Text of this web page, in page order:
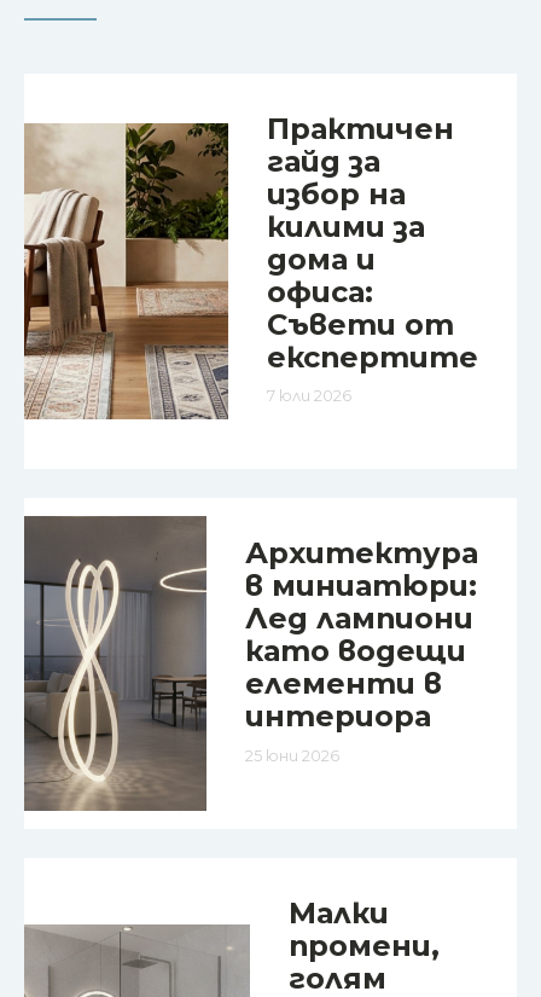
Практичен
гайд за
избор на
килими за
дома и
офиса:
Съвети от
експертите
7 юли 2026
Архитектура
в миниатюри:
Лед лампиони
като водещи
елементи в
интериора
25 юни 2026
Малки
промени,
голям